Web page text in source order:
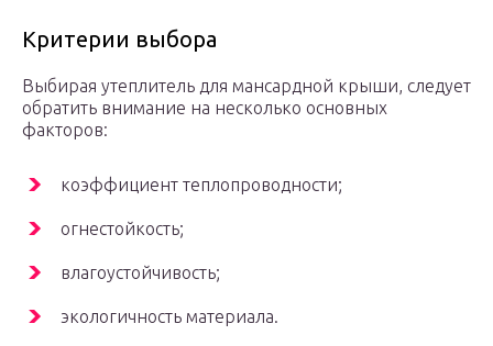
Критерии выбора
Выбирая утеплитель для мансардной крыши, следует
обратить внимание на несколько основных
факторов:
коэффициент теплопроводности;
огнестойкость;
влагоустойчивость;
экологичность материала.